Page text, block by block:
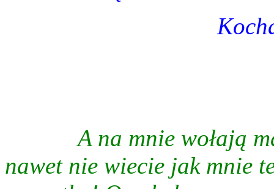
A na mnie wołają
nawet nie wiecie jak mnie